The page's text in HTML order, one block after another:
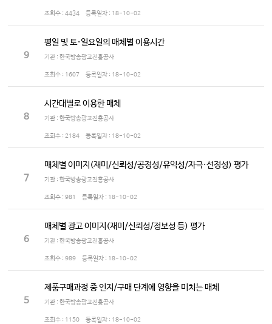
조회수 : 4434 등록일자 : 18-10-02
9
평일 및 토·일요일의 매체별 이용시간
기관 : 한국방송광고진흥공사
조회수 : 1607 등록일자 : 18-10-02
8
시간대별로 이용한 매체
기관 : 한국방송광고진흥공사
조회수 : 2184 등록일자 : 18-10-02
7
매체별 이미지(재미/신뢰성/공정성/유익성/자극·선정성) 평가
기관 : 한국방송광고진흥공사
조회수 : 981 등록일자 : 18-10-02
6
매체별 광고 이미지(재미/신뢰성/정보성 등) 평가
기관 : 한국방송광고진흥공사
조회수 : 989 등록일자 : 18-10-02
5
제품구매과정 중 인지/구매 단계에 영향을 미치는 매체
기관 : 한국방송광고진흥공사
조회수 : 1150 등록일자 : 18-10-02